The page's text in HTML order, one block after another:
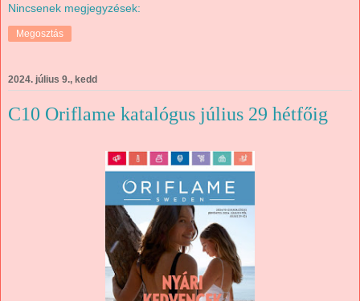
Nincsenek megjegyzések:
Megosztás
2024. július 9., kedd
C10 Oriflame katalógus július 29 hétfőig